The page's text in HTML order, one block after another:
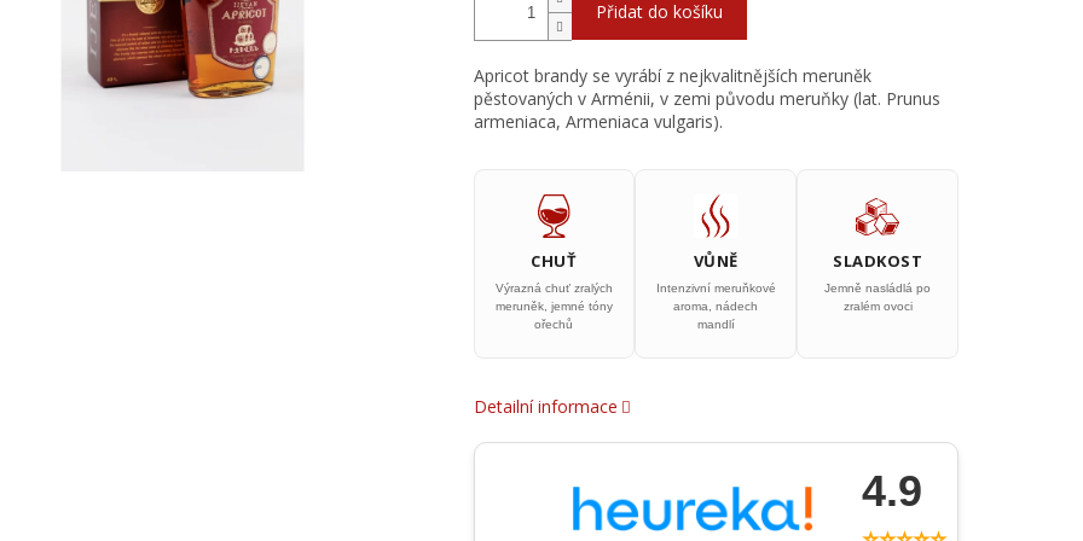
Přidat do košíku
Apricot brandy se vyrábí z nejkvalitnějších meruněk
pěstovaných v Arménii, v zemi původu meruňky (lat. Prunus
armeniaca, Armeniaca vulgaris).
CHUŤ
Výrazná chuť zralých
meruněk, jemné tóny
ořechů
VŮNĚ
Intenzivní meruňkové
aroma, nádech
mandlí
SLADKOST
Jemně nasládlá po
zralém ovoci
Detailní informace
4.9